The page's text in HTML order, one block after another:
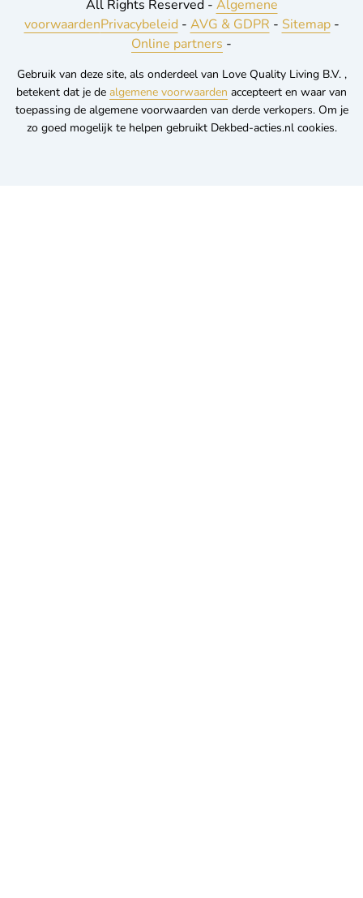
All Rights Reserved - Algemene
voorwaardenPrivacybeleid- AVG & GDPR - Sitemap-
Online partners -
Gebruik van deze site, als onderdeel van Love Quality Living B.V. ,
betekent dat je de algemene voorwaarden accepteert en waar van
toepassing de algemene voorwaarden van derde verkopers. Om je
zo goed mogelijk te helpen gebruikt Dekbed-acties.nl cookies.